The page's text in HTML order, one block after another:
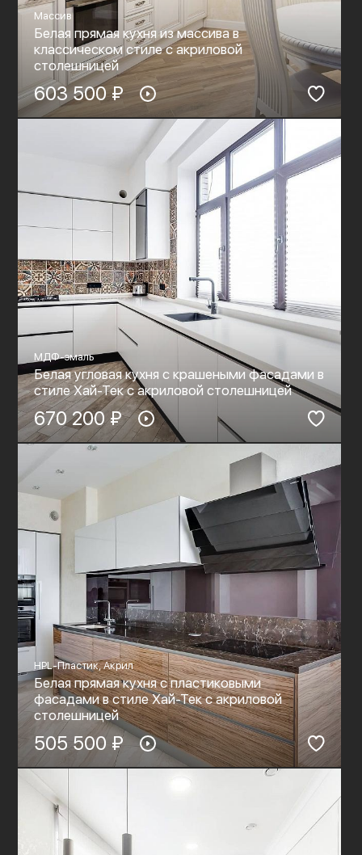
Массив
Белая прямая кухня из массива в
классическом стиле c акриловой
столешницей
603 500 ₽
МДФ-эмаль
Белая угловая кухня с крашеными фасадами в
стиле Хай-Тек c акриловой столешницей
670 200 ₽
HPL-Пластик, Акрил
Белая прямая кухня с пластиковыми
фасадами в стиле Хай-Тек c акриловой
столешницей
505 500 ₽